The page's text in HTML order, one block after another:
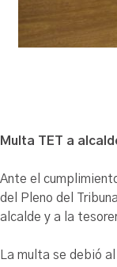
Multa TET a
Ante el
del Pleno del
alcalde y a la
La multa se debió